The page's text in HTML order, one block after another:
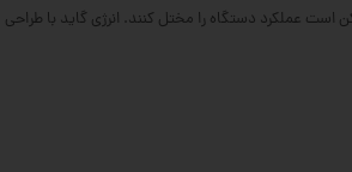
است عملکرد دستگاه را مختل کنند. انرژی گاید با